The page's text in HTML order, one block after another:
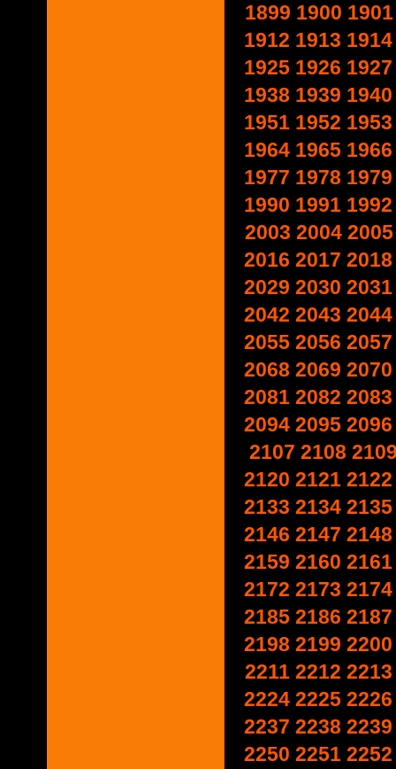
1899 1900 1901
1912 1913 1914
1925 1926 1927
1938 1939 1940
1951 1952 1953
1964 1965 1966
1977 1978 1979
1990 1991 1992
2003 2004 2005
2016 2017 2018
2029 2030 2031
2042 2043 2044
2055 2056 2057
2068 2069 2070
2081 2082 2083
2094 2095 2096
2107 2108
2120 2121 2122
2133 2134 2135
2146 2147 2148
2159 2160 2161
2172 2173 2174
2185 2186 2187
2198 2199 2200
2211 2212 2213
2224 2225 2226
2237 2238 2239
2250 2251 2252